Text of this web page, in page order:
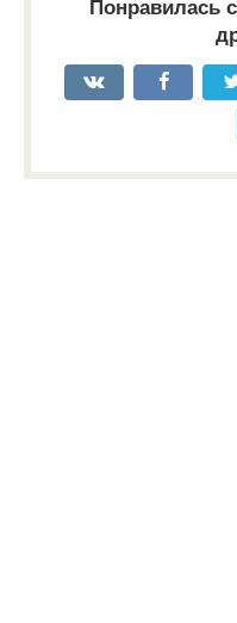
Понравилась